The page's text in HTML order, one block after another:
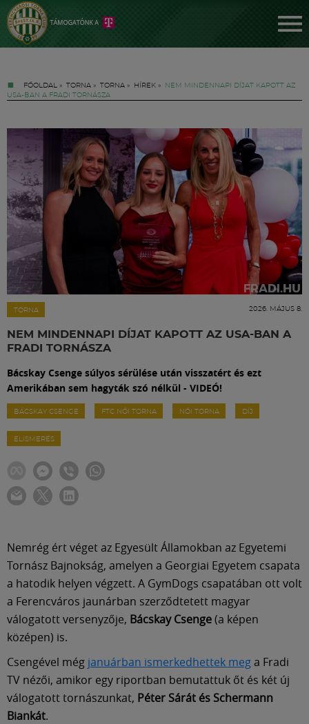
FŐOLDAL » TORNA » TORNA » HÍREK »
NEM MINDENNAPI DÍJAT KAPOTT AZ
USA-BAN A FRADI TORNÁSZA
TORNA 2026. MÁJUS 8.
NEM MINDENNAPI DÍJAT KAPOTT AZ USA-BAN A
FRADI TORNÁSZA
Bácskay Csenge súlyos sérülése után visszatért és ezt
Amerikában sem hagyták szó nélkül - VIDEÓ!
BÁCSKAY CSENGE FTC NŐI TORNA NŐI TORNA DÍJ
ELISMERÉS
Nemrég ért véget az Egyesült Államokban az Egyetemi
Tornász Bajnokság, amelyen a Georgiai Egyetem csapata
a hatodik helyen végzett. A GymDogs csapatában ott volt
a Ferencváros jaunárban szerződtetett magyar
válogatott versenyzője, Bácskay Csenge(a képen
középen) is.
Csengével még januárban ismerkedhettek mega Fradi
TV nézői, amikor egy riportban bemutattuk őt és két új
válogatott tornászunkat, Péter Sárát és Schermann
Biankát.
Jegyek
FM YouTube +
Hírek
Labdarúgás
Meccscenter
Klub
Szolgáltatások
Közösség
Múzeum
English